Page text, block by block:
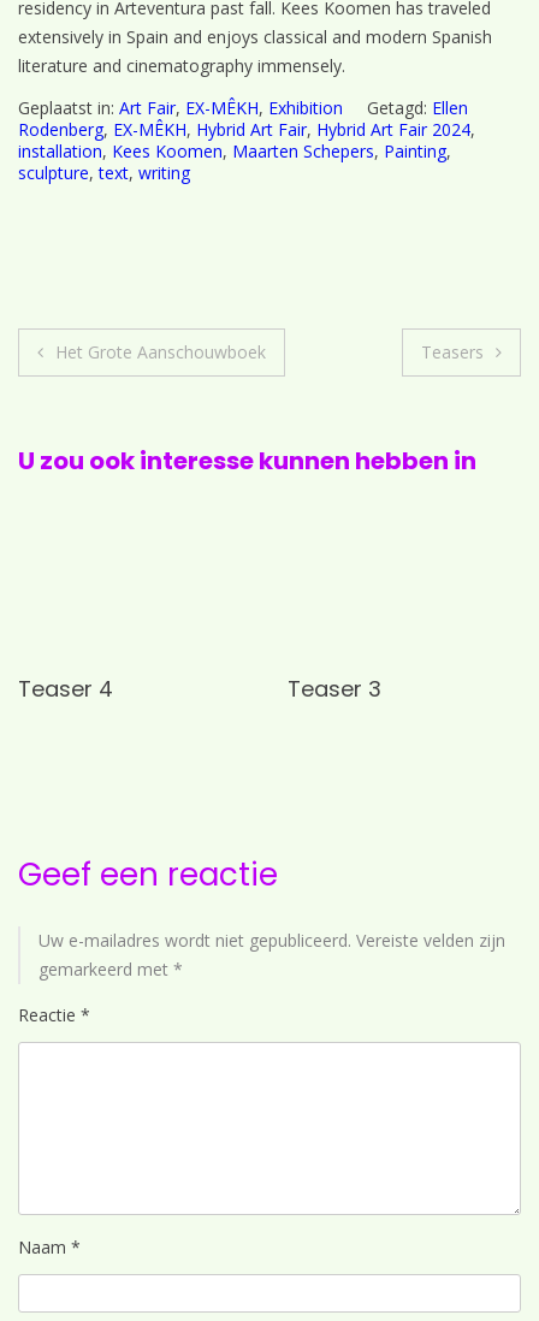
residency in Arteventura past fall. Kees Koomen has traveled
extensively in Spain and enjoys classical and modern Spanish
literature and cinematography immensely.
Geplaatst in: Art Fair, EX-MÊKH, Exhibition Getagd: Ellen
Rodenberg, EX-MÊKH, Hybrid Art Fair, Hybrid Art Fair 2024,
installation, Kees Koomen, Maarten Schepers, Painting,
sculpture,text, writing
Berichtnavigatie
Het Grote Aanschouwboek Teasers
U zou ook interesse kunnen hebben in
Teaser 4 Teaser 3
Geef een reactie
Uw e-mailadres wordt niet gepubliceerd. Vereiste velden zijn
gemarkeerd met *
Reactie *
Naam *